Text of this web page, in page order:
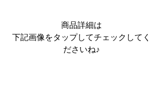
商品詳細は
下記画像をタップしてチェックしてく
ださいね♪